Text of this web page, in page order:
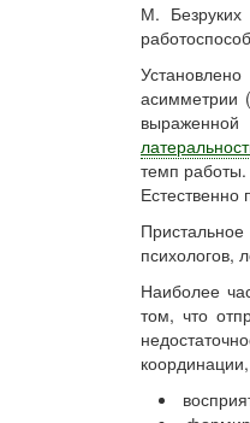
М.
асимметрии
темп работы.
психологов,
Наиболее
том, что